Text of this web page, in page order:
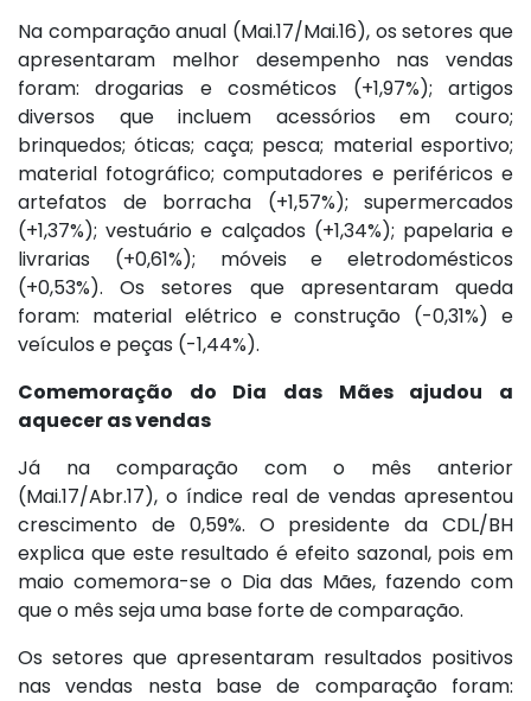
Na comparação anual (Mai.17/Mai.16), os setores que
apresentaram melhor desempenho nas vendas
foram: drogarias e cosméticos (+1,97%); artigos
diversos que incluem acessórios em couro;
brinquedos; óticas; caça; pesca; material esportivo;
material fotográfico; computadores e periféricos e
artefatos de borracha (+1,57%); supermercados
(+1,37%); vestuário e calçados (+1,34%); papelaria e
livrarias (+0,61%); móveis e eletrodomésticos
(+0,53%). Os setores que apresentaram queda
foram: material elétrico e construção (-0,31%) e
veículos e peças (-1,44%).
Comemoração do Dia das Mães ajudou a
aquecer as vendas
Já na comparação com o mês anterior
(Mai.17/Abr.17), o índice real de vendas apresentou
crescimento de 0,59%. O presidente da CDL/BH
explica que este resultado é efeito sazonal, pois em
maio comemora-se o Dia das Mães, fazendo com
que o mês seja uma base forte de comparação.
Os setores que apresentaram resultados positivos
nas vendas nesta base de comparação foram: